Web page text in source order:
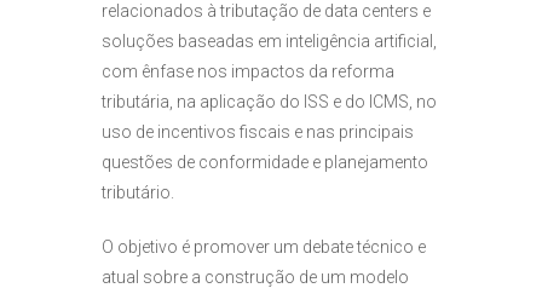
relacionados à tributação de data centers e
soluções baseadas em inteligência artificial,
com ênfase nos impactos da reforma
tributária, na aplicação do ISS e do ICMS, no
uso de incentivos fiscais e nas principais
questões de conformidade e planejamento
tributário.
O objetivo é promover um debate técnico e
atual sobre a construção de um modelo